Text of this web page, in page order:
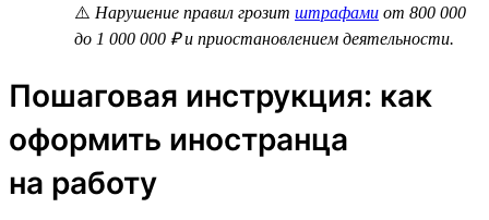
⚠️ Нарушение правил грозит штрафами от 800 000
до 1 000 000 ₽ и приостановлением деятельности.
Пошаговая инструкция: как
оформить иностранца
на работу